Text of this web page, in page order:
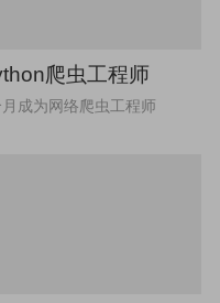
爬虫工程师
成为网络爬虫工程师